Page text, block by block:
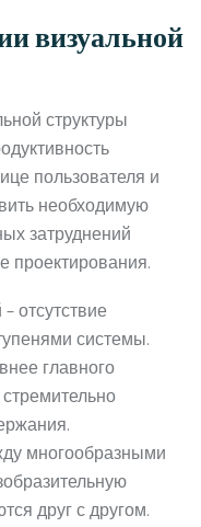
визуальной
структуры
пользователя и
необходимую
затруднений
проектирования.
отсутствие
системы.
главного
многообразными
друг с другом.